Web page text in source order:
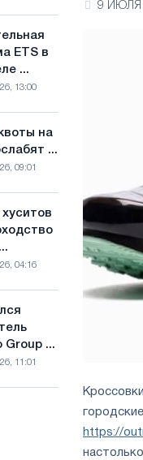
ETS в
...
13:00
на
...
09:01
04:16
Group ...
11:01
9 ИЮЛЯ
https://